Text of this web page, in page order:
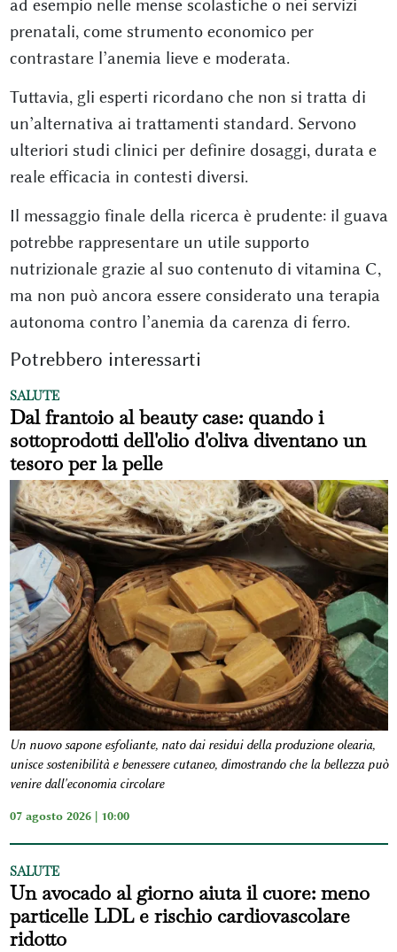
ad esempio nelle mense scolastiche o nei servizi
prenatali, come strumento economico per
contrastare l’anemia lieve e moderata.
Tuttavia, gli esperti ricordano che non si tratta di
un’alternativa ai trattamenti standard. Servono
ulteriori studi clinici per definire dosaggi, durata e
reale efficacia in contesti diversi.
Il messaggio finale della ricerca è prudente: il guava
potrebbe rappresentare un utile supporto
nutrizionale grazie al suo contenuto di vitamina C,
ma non può ancora essere considerato una terapia
autonoma contro l’anemia da carenza di ferro.
Potrebbero interessarti
SALUTE
Dal frantoio al beauty case: quando i
sottoprodotti dell'olio d'oliva diventano un
tesoro per la pelle
Un nuovo sapone esfoliante, nato dai residui della produzione olearia,
unisce sostenibilità e benessere cutaneo, dimostrando che la bellezza può
venire dall'economia circolare
07 agosto 2026 | 10:00
SALUTE
Un avocado al giorno aiuta il cuore: meno
particelle LDL e rischio cardiovascolare
ridotto